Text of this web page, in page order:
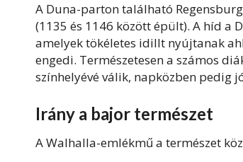
A Duna-parton található
(1135 és 1146 között épült). A híd a
amelyek tökéletes idillt nyújtanak
engedi. Természetesen a számos
színhelyévé válik, napközben pedig
Irány a bajor természet
A Walhalla-emlékmű a természet